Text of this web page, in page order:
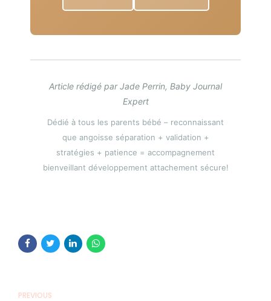
Article rédigé par Jade Perrin, Baby Journal
Expert
Dédié à tous les parents bébé – reconnaissant
que angoisse séparation + validation +
stratégies + patience = accompagnement
bienveillant développement attachement sécure!
PREVIOUS